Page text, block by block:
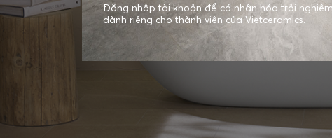
Đăng nhập tài khoản để cá nhân hóa trải
dành riêng cho thành viên của Vietceramics.